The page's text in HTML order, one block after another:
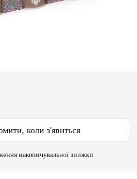
коли з'явиться
накопичувальної знижки